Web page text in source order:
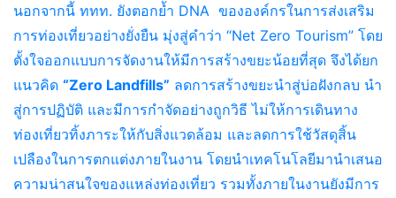
นอกจากนี้ ททท. ยังตอกย้ำ DNA ขององค์กรในการส่งเสริม
การท่องเที่ยวอย่างยั่งยืน มุ่งสู่คำว่า “Net Zero Tourism” โดย
ตั้งใจออกแบบการจัดงานให้มีการสร้างขยะน้อยที่สุด จึงได้ยก
แนวคิด “Zero Landfills” ลดการสร้างขยะนำสู่บ่อฝังกลบ นำ
สู่การปฏิบัติ และมีการกำจัดอย่างถูกวิธี ไม่ให้การเดินทาง
ท่องเที่ยวทิ้งภาระให้กับสิ่งแวดล้อม และลดการใช้วัสดุสิ้น
เปลืองในการตกแต่งภายในงาน โดยนำเทคโนโลยีมานำเสนอ
ความน่าสนใจของแหล่งท่องเที่ยว รวมทั้งภายในงานยังมีการ